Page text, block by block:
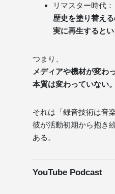
リマスター時代：
歴史を塗り替え
実に再生すると
つまり、
メディアや機材が変わ
本質は変わっていない。
それは「録音技術は音
彼が活動初期から抱き
ある。
YouTube Podcast